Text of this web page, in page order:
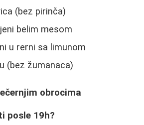
(bez pirinča)
belim mesom
u rerni sa limunom
(bez žumanaca)
obrocima
posle 19h?